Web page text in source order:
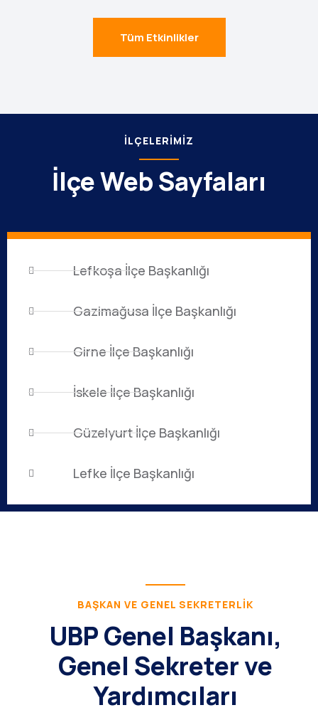
Tüm Etkinlikler
İLÇELERIMIZ
İlçe Web Sayfaları
Lefkoşa İlçe Başkanlığı
Gazimağusa İlçe Başkanlığı
Girne İlçe Başkanlığı
İskele İlçe Başkanlığı
Güzelyurt İlçe Başkanlığı
Lefke İlçe Başkanlığı
BAŞKAN VE GENEL SEKRETERLIK
UBP Genel Başkanı,
Genel Sekreter ve
Yardımcıları